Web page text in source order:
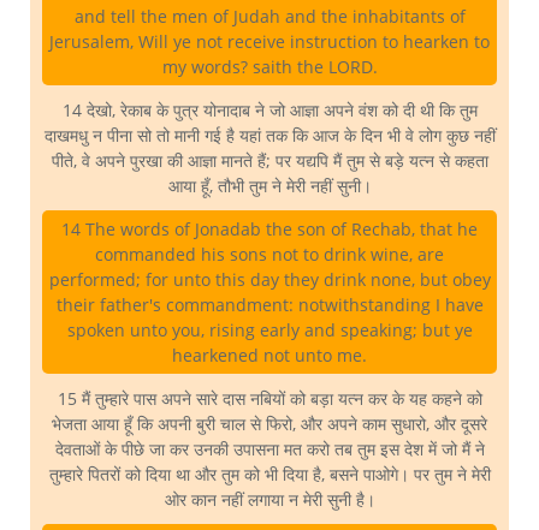
and tell the men of Judah and the inhabitants of
Jerusalem, Will ye not receive instruction to hearken to
my words? saith the LORD.
14 देखो, रेकाब के पुत्र योनादाब ने जो आज्ञा अपने वंश को दी थी कि तुम
दाखमधु न पीना सो तो मानी गई है यहां तक कि आज के दिन भी वे लोग कुछ नहीं
पीते, वे अपने पुरखा की आज्ञा मानते हैं; पर यद्यपि मैं तुम से बड़े यत्न से कहता
आया हूँ, तौभी तुम ने मेरी नहीं सुनी।
14 The words of Jonadab the son of Rechab, that he
commanded his sons not to drink wine, are
performed; for unto this day they drink none, but obey
their father's commandment: notwithstanding I have
spoken unto you, rising early and speaking; but ye
hearkened not unto me.
15 मैं तुम्हारे पास अपने सारे दास नबियों को बड़ा यत्न कर के यह कहने को
भेजता आया हूँ कि अपनी बुरी चाल से फिरो, और अपने काम सुधारो, और दूसरे
देवताओं के पीछे जा कर उनकी उपासना मत करो तब तुम इस देश में जो मैं ने
तुम्हारे पितरों को दिया था और तुम को भी दिया है, बसने पाओगे। पर तुम ने मेरी
ओर कान नहीं लगाया न मेरी सुनी है।